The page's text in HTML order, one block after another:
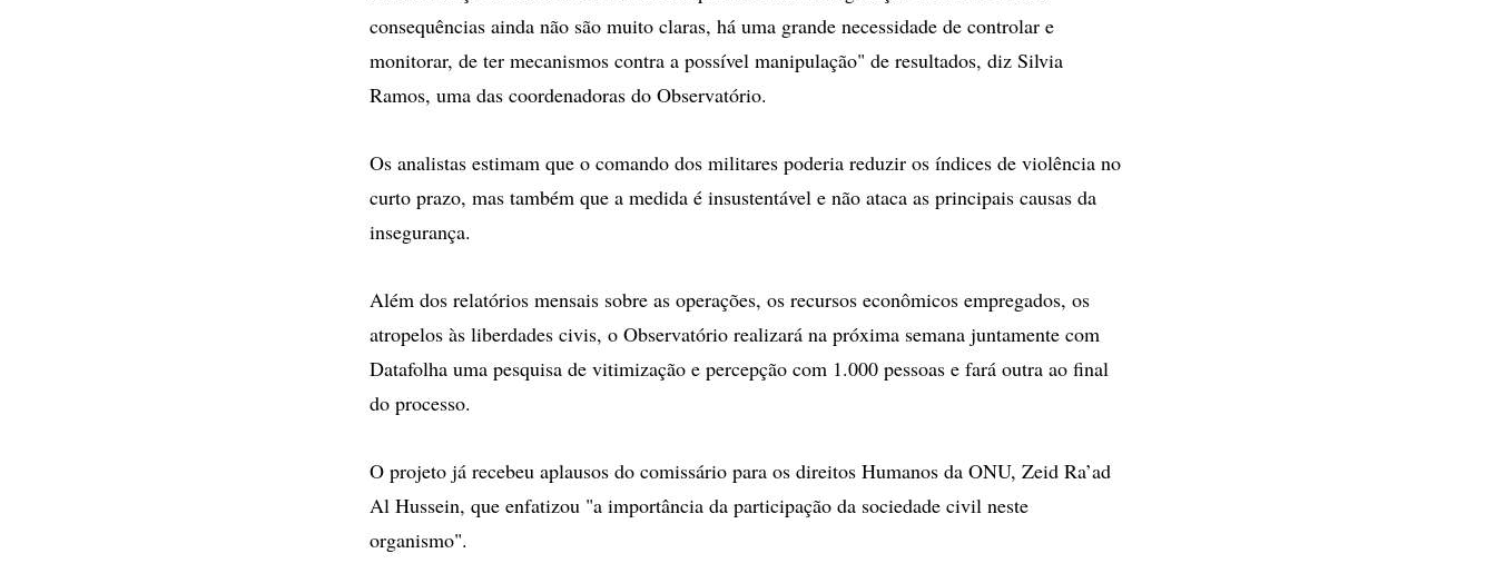
consequências ainda não são muito claras, há uma grande necessidade de controlar e
monitorar, de ter mecanismos contra a possível manipulação" de resultados, diz Silvia
Ramos, uma das coordenadoras do Observatório.
Os analistas estimam que o comando dos militares poderia reduzir os índices de violência no
curto prazo, mas também que a medida é insustentável e não ataca as principais causas da
insegurança.
Além dos relatórios mensais sobre as operações, os recursos econômicos empregados, os
atropelos às liberdades civis, o Observatório realizará na próxima semana juntamente com
Datafolha uma pesquisa de vitimização e percepção com 1.000 pessoas e fará outra ao final
do processo.
O projeto já recebeu aplausos do comissário para os direitos Humanos da ONU, Zeid Ra’ad
Al Hussein, que enfatizou "a importância da participação da sociedade civil neste
organismo".